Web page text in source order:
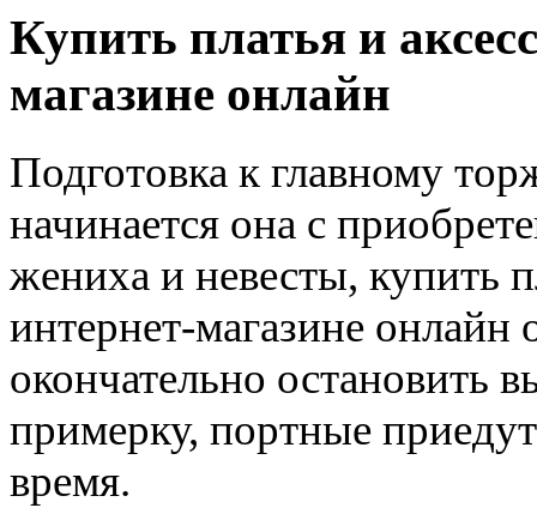
Купить платья и
магазине онлайн
Подготовка к главному
начинается она с
жениха и невесты, купить
интернет-магазине онлайн
окончательно остановить
примерку, портные
время.